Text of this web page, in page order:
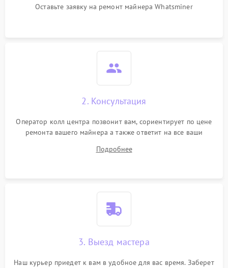
Оставьте заявку на ремонт майнера Whatsminer
2. Консультация
Оператор колл центра позвонит вам, сориентирует по цене
ремонта вашего майнера а также ответит на все ваши
Подробнее
3. Выезд мастера
Наш курьер приедет к вам в удобное для вас время. Заберет